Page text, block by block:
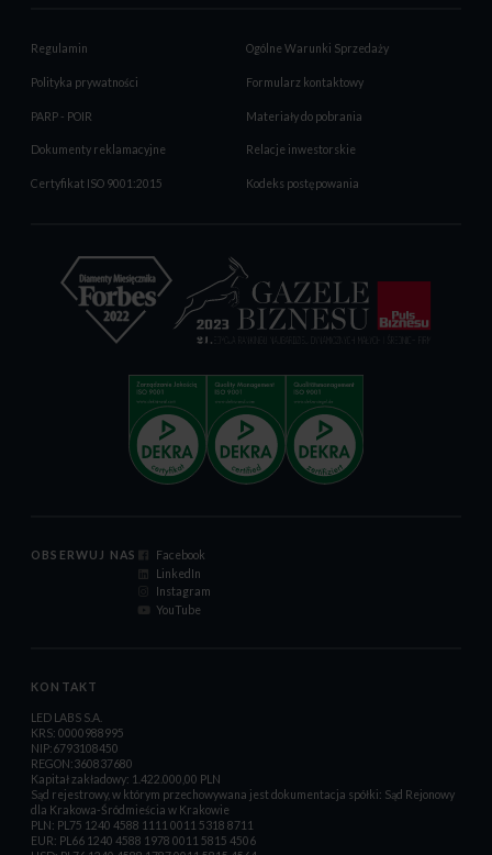
Regulamin Ogólne Warunki Sprzedaży
Polityka prywatności Formularz kontaktowy
PARP - POIR Materiały do pobrania
Dokumenty reklamacyjne Relacje inwestorskie
Certyfikat ISO 9001:2015 Kodeks postępowania
OBSERWUJ NAS
Facebook
LinkedIn
Instagram
YouTube
KONTAKT
LED LABS S.A.
KRS: 0000988995
NIP:6793108450
REGON:360837680
Kapitał zakładowy: 1.422.000,00 PLN
Sąd rejestrowy, w którym przechowywana jest dokumentacja spółki: Sąd Rejonowy
dla Krakowa-Śródmieścia w Krakowie
PLN: PL75 1240 4588 1111 0011 5318 8711
EUR: PL66 1240 4588 1978 0011 5815 4506